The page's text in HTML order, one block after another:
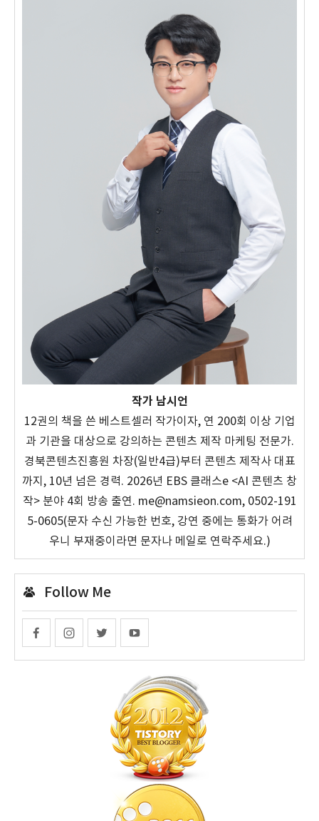
작가 남시언
12권의 책을 쓴 베스트셀러 작가이자, 연 200회 이상 기업
과 기관을 대상으로 강의하는 콘텐츠 제작 마케팅 전문가.
경북콘텐츠진흥원 차장(일반4급)부터 콘텐츠 제작사 대표
까지, 10년 넘은 경력. 2026년 EBS 클래스e <AI 콘텐츠 창
작> 분야 4회 방송 출연. me@namsieon.com, 0502-191
5-0605(문자 수신 가능한 번호, 강연 중에는 통화가 어려
우니 부재중이라면 문자나 메일로 연락주세요.)
Follow Me